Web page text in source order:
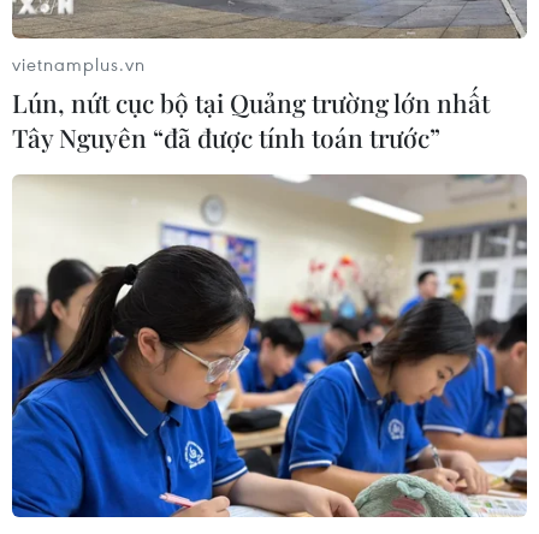
TIN CÙNG CHUYÊN MỤC
VN-Index tăng hơn 3 điểm nhờ sức
bật nhóm dầu khí
07/08/2026 09:36
vietnamplus.vn
Lún, nứt cục bộ tại Quảng trường lớn nhất
Tây Nguyên “đã được tính toán trước”